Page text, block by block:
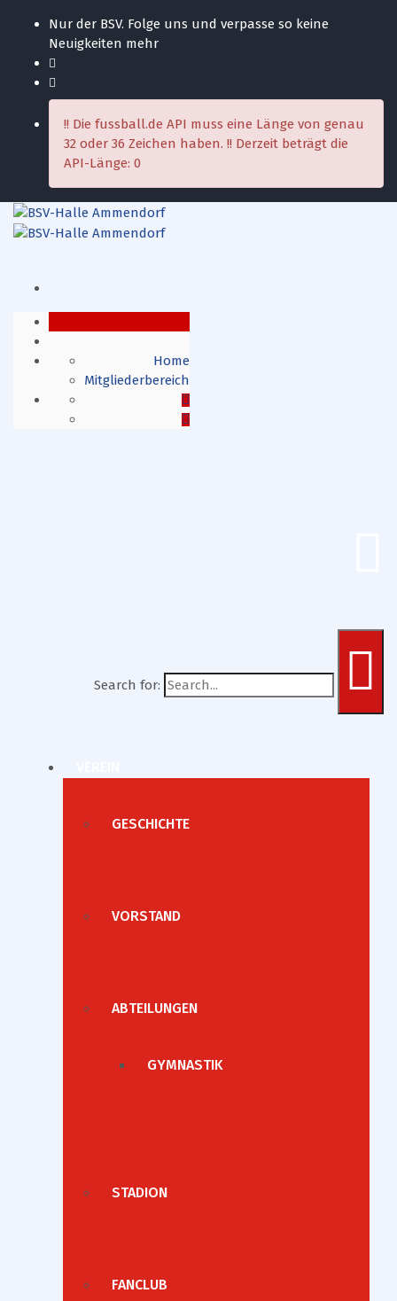
Nur der BSV. Folge uns und verpasse so keine
Neuigkeiten mehr
!! Die fussball.de API muss eine Länge von genau
32 oder 36 Zeichen haben. !! Derzeit beträgt die
API-Länge: 0
Home
Mitgliederbereich
Search for:
GESCHICHTE
VORSTAND
ABTEILUNGEN
GYMNASTIK
STADION
FANCLUB